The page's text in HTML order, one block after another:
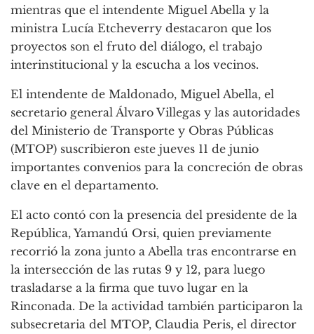
mientras que el intendente Miguel Abella y la
ministra Lucía Etcheverry destacaron que los
proyectos son el fruto del diálogo, el trabajo
interinstitucional y la escucha a los vecinos.
El intendente de Maldonado, Miguel Abella, el
secretario general Álvaro Villegas y las autoridades
del Ministerio de Transporte y Obras Públicas
(MTOP) suscribieron este jueves 11 de junio
importantes convenios para la concreción de obras
clave en el departamento.
El acto contó con la presencia del presidente de la
República, Yamandú Orsi, quien previamente
recorrió la zona junto a Abella tras encontrarse en
la intersección de las rutas 9 y 12, para luego
trasladarse a la firma que tuvo lugar en la
Rinconada. De la actividad también participaron la
subsecretaria del MTOP, Claudia Peris, el director